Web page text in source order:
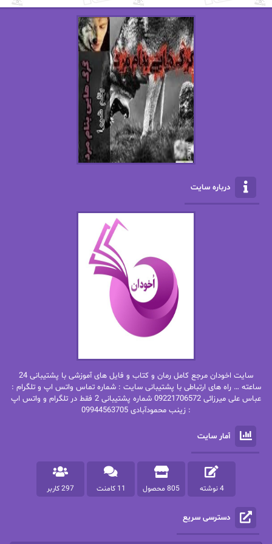
استل مسکم
اصغر زاده
اکرم محمدی
الف صاد
الکساندر دوما
الناز پاکپور‌
الناز محمدی
امیر فرهی
باران
بهار سلطانی
بهاره شیرازی
بهاره.م
بیتا فرخی
پاتریشیا ویلسون پرتو فرهمند
پرستو اسحقی
پرستو مهاجر
پرهام رسولی
پروانه قدیمی پروانه محمدی
پریسا شکور(طوفان خاموش)
درباره سایت
سایت اخودان مرجع کامل رمان و کتاب و فایل های آموزشی با پشتیبانی 24
ساعته … راه های ارتباطی با پشتیبانی سایت : شماره تماس واتس اپ و تلگرام :
عباس علی میرزائی 09221706572 شماره پشتیبانی 2 فقط در تلگرام و واتس اپ
: زینب محمودآبادی 09944563705
آمار سایت
4 نوشته 805 محصول 11 کامنت 297 کاربر
دسترسی سریع